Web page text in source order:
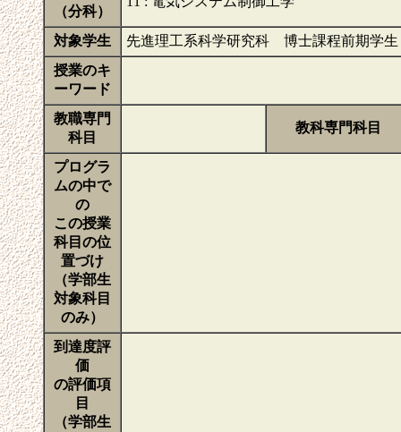
（分科）
対象学生
先進理工系科学研究科 博士課程前期学生
授業のキ
ーワード
教職専門
科目
教科専門科目
プログラ
ムの中で
の
この授業
科目の位
置づけ
（学部生
対象科目
のみ）
到達度評
価
の評価項
目
（学部生